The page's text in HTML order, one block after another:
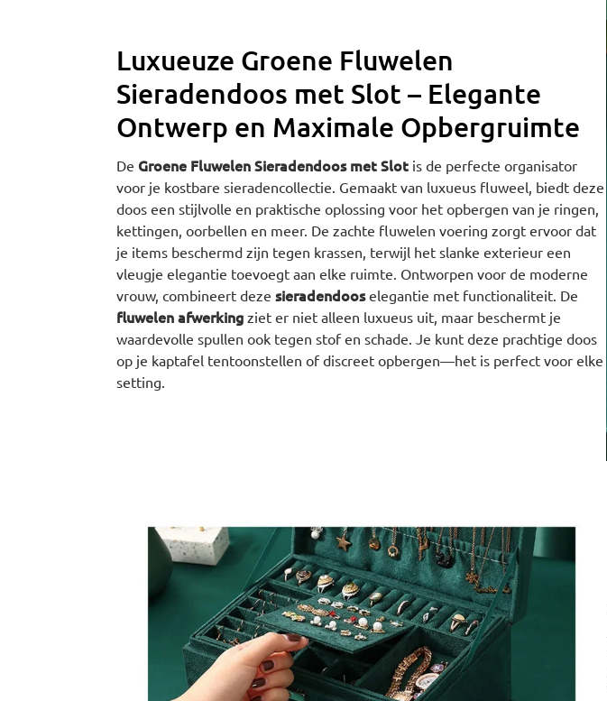
Luxueuze Groene Fluwelen
Sieradendoos met Slot – Elegante
Ontwerp en Maximale Opbergruimte
De Groene Fluwelen Sieradendoos met Slotis de perfecte organisator
voor je kostbare sieradencollectie. Gemaakt van luxueus fluweel, biedt deze
doos een stijlvolle en praktische oplossing voor het opbergen van je ringen,
kettingen, oorbellen en meer. De zachte fluwelen voering zorgt ervoor dat
je items beschermd zijn tegen krassen, terwijl het slanke exterieur een
vleugje elegantie toevoegt aan elke ruimte. Ontworpen voor de moderne
vrouw, combineert deze sieradendooselegantie met functionaliteit. De
fluwelen afwerkingziet er niet alleen luxueus uit, maar beschermt je
waardevolle spullen ook tegen stof en schade. Je kunt deze prachtige doos
op je kaptafel tentoonstellen of discreet opbergen—het is perfect voor elke
setting.